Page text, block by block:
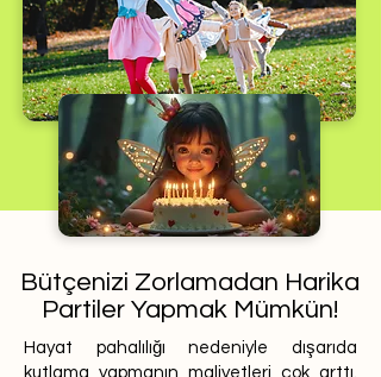
Bütçenizi Zorlamadan Harika
Partiler Yapmak Mümkün!
Hayat pahalılığı nedeniyle dışarıda
kutlama yapmanın maliyetleri çok arttı.